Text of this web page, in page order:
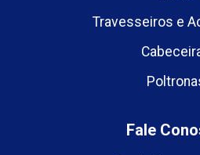
Travesseiros e
Fale